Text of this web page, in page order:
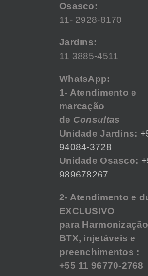
Osasco:
11- 2928-8170
Jardins:
11 3885-4511
WhatsApp:
1- Atendimento e
marcação
de Consultas
Unidade Jardins:
94084-3728
Unidade Osasco:
989678267
2- Atendimento e
EXCLUSIVO
para
BTX, injetáveis e
preenchimentos :
+55 11 96770-2768